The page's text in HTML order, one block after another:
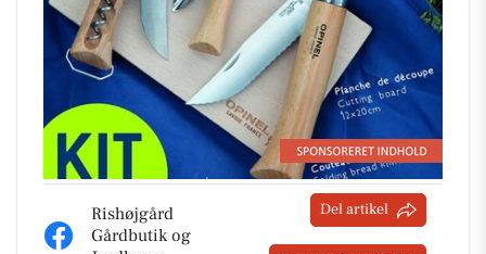
Rishøjgård
Gårdbutik og
Del artikel